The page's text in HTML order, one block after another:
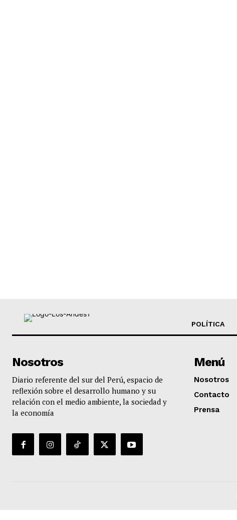
POLÍTICA
Nosotros
Diario referente del sur del Perú, espacio de
reflexión sobre el desarrollo humano y su
relación con el medio ambiente, la sociedad y
la economía
Menú
Nosotros
Contacto
Prensa